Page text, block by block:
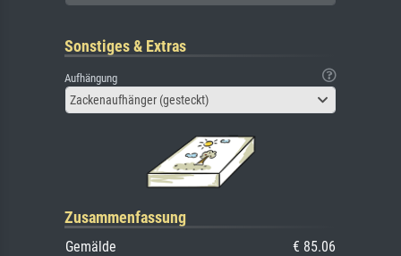
Sonstiges & Extras
Aufhängung
Zackenaufhänger (gesteckt)
Zusammenfassung
Gemälde
€ 85.06